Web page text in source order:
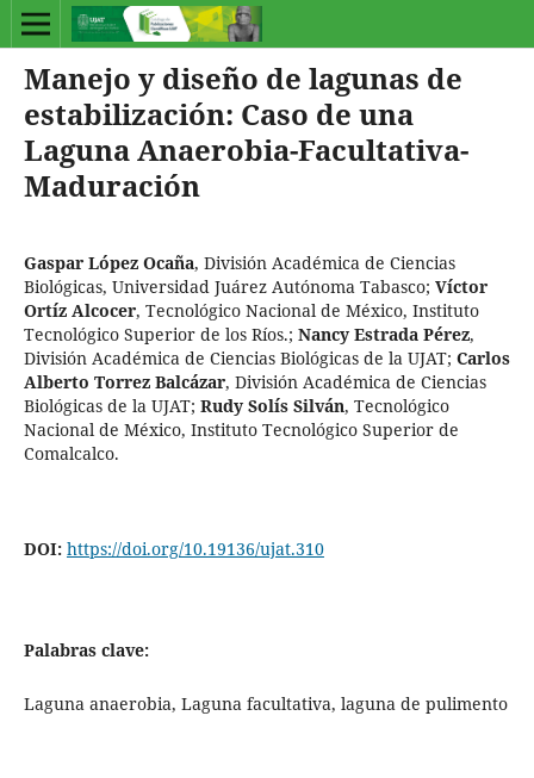
Manejo y diseño de lagunas de
estabilización: Caso de una
Laguna Anaerobia-Facultativa-
Maduración
Gaspar López Ocaña, División Académica de Ciencias
Biológicas, Universidad Juárez Autónoma Tabasco; Víctor
Ortíz Alcocer, Tecnológico Nacional de México, Instituto
Tecnológico Superior de los Ríos.; Nancy Estrada Pérez,
División Académica de Ciencias Biológicas de la UJAT; Carlos
Alberto Torrez Balcázar, División Académica de Ciencias
Biológicas de la UJAT; Rudy Solís Silván, Tecnológico
Nacional de México, Instituto Tecnológico Superior de
Comalcalco.
DOI: https://doi.org/10.19136/ujat.310
Palabras clave:
Laguna anaerobia, Laguna facultativa, laguna de pulimento